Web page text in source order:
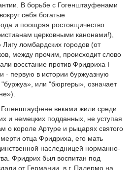
В борьбе с Гогенштауфенами
себя богатые
и поощряя ростовщичество
церковными канонами!),
ломбардских городов (от
между прочим, происходит слово
восстание против Фридриха I
- первую в истории буржуазную
или "бюргеры», означает
веками жили среди
и немецких подданных, не уступая
о короле Артуре и рыцарях святого
отца Фридриха, его мать
наследницей норманно-
Фридрих был воспитан под
от Германии, в г. Палермо на